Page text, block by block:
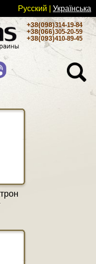
Русский Українськa
+38(098)314-19-84
+38(066)305-20-59
+38(093)410-89-45